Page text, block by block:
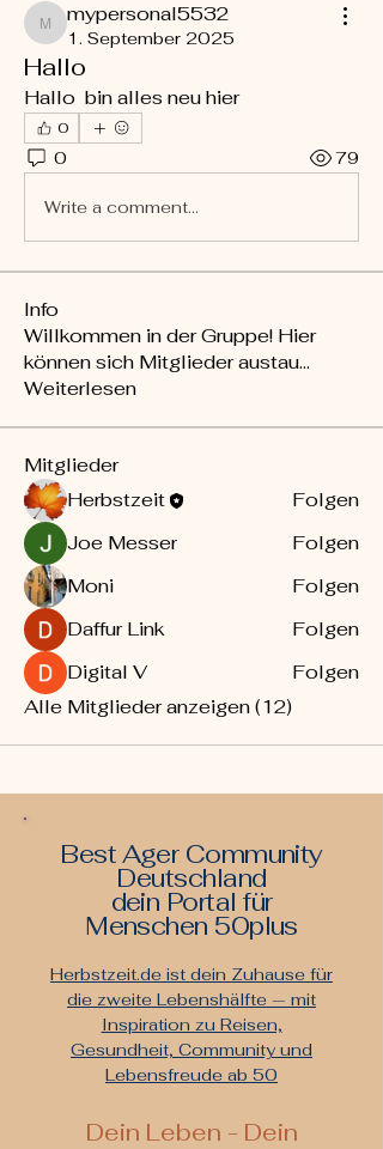
mypersonal5532
mypersonal5532
1. September 2025
Hallo
Hallo  bin alles neu hier
0
0 79
Write a comment...
Info
Willkommen in der Gruppe! Hier
können sich Mitglieder austau...
Weiterlesen
Mitglieder
Herbstzeit
Folgen
Joe Messer
Folgen
Moni
Folgen
Daffur Link
Folgen
Digital V
Folgen
Alle Mitglieder anzeigen (12)
Best Ager Community
Deutschland
dein Portal für
Menschen 50plus
Herbstzeit.de ist dein Zuhause für
die zweite Lebenshälfte — mit
Inspiration zu Reisen,
Gesundheit, Community und
Lebensfreude ab 50
Dein Leben - Dein